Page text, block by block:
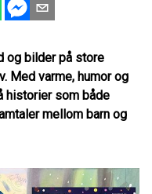
og bilder på store
Med varme, humor og
historier som både
mellom barn og